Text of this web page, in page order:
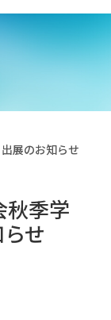
展のお知らせ
季学
せ